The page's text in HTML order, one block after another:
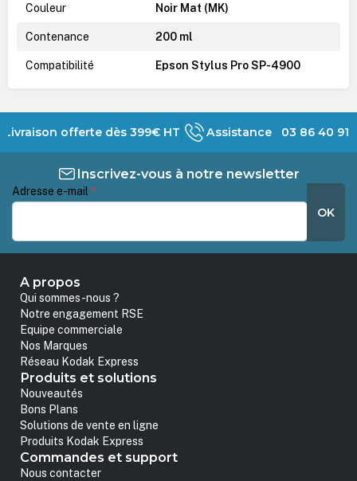
Couleur Noir Mat (MK)
Contenance 200 ml
Compatibilité Epson Stylus Pro SP-4900
Livraison offerte dès 399€ HT Assistance 03 86 40 91
Inscrivez-vous à notre newsletter
Adresse e-mail *
OK
A propos
Qui sommes-nous ?
Notre engagement RSE
Equipe commerciale
Nos Marques
Réseau Kodak Express
Produits et solutions
Nouveautés
Bons Plans
Solutions de vente en ligne
Produits Kodak Express
Commandes et support
Nous contacter